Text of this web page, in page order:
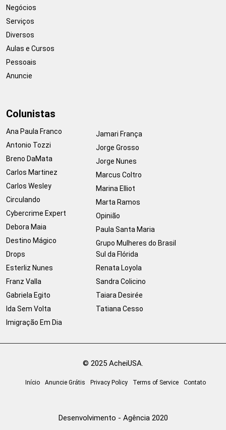
Negócios
Serviços
Diversos
Aulas e Cursos
Pessoais
Anuncie
Colunistas
Ana Paula Franco
Antonio Tozzi
Breno DaMata
Carlos Martinez
Carlos Wesley
Circulando
Cybercrime Expert
Debora Maia
Destino Mágico
Drops
Esterliz Nunes
Franz Valla
Gabriela Egito
Ida Sem Volta
Imigração Em Dia
Jamari França
Jorge Grosso
Jorge Nunes
Marcus Coltro
Marina Elliot
Marta Ramos
Opinião
Paula Santa Maria
Grupo Mulheres do Brasil
Sul da Flórida
Renata Loyola
Sandra Colicino
Taiara Desirée
Tatiana Cesso
© 2025 AcheiUSA.
Início Anuncie Grátis Privacy Policy Terms of Service Contato
Desenvolvimento - Agência 2020